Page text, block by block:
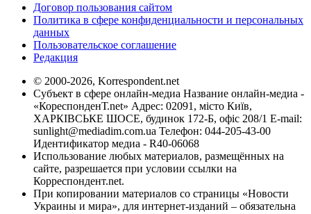
Договор пользования сайтом
Политика в сфере конфиденциальности и персональных
данных
Пользовательское соглашение
Редакция
© 2000-2026, Korrespondent.net
Субъект в сфере онлайн-медиа Название онлайн-медиа -
«КореспонденТ.net» Адрес: 02091, місто Київ,
ХАРКІВСЬКЕ ШОСЕ, будинок 172-Б, офіс 208/1 E-mail:
sunlight@mediadim.com.ua Телефон: 044-205-43-00
Идентификатор медиа - R40-06068
Использование любых материалов, размещённых на
сайте, разрешается при условии ссылки на
Корреспондент.net.
При копировании материалов со страницы «Новости
Украины и мира», для интернет-изданий – обязательна